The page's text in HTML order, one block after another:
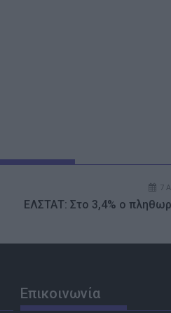
7
ΕΛΣΤΑΤ: Στο 3,4% ο
Επικοινωνία